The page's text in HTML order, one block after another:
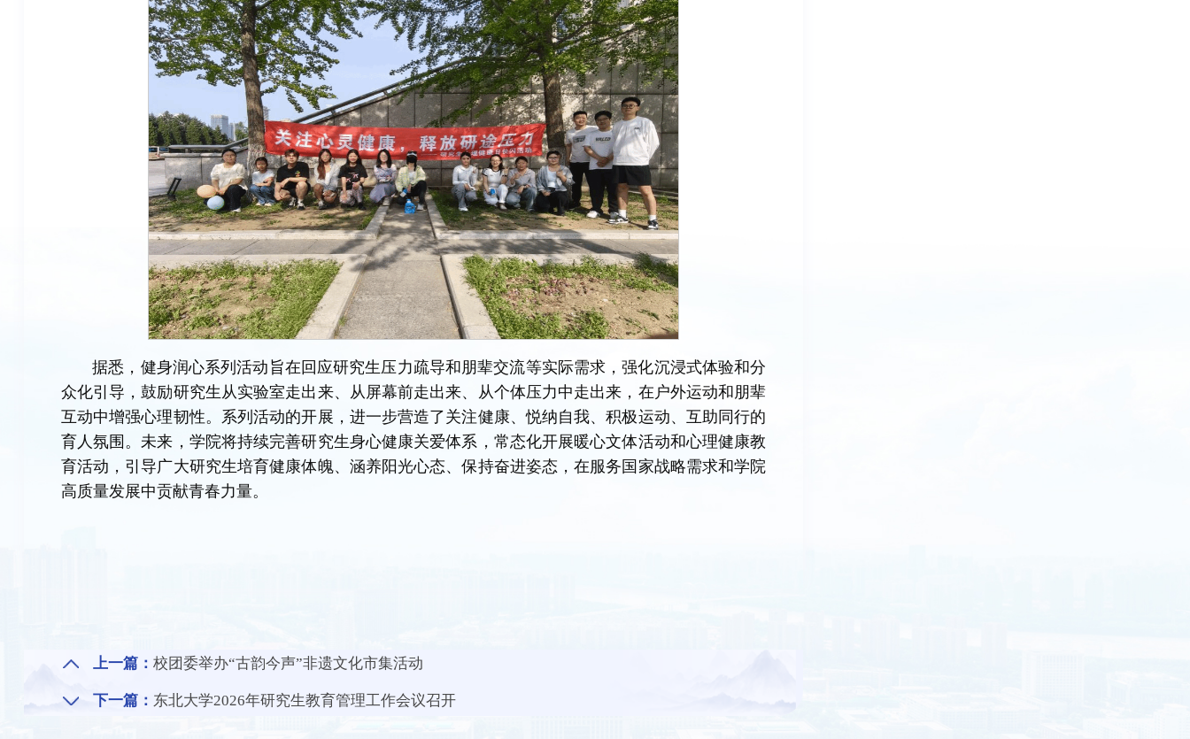
据悉，健身润心系列活动旨在回应研究生压力疏导和朋辈交流等实际需求，强化沉浸式体验和分
众化引导，鼓励研究生从实验室走出来、从屏幕前走出来、从个体压力中走出来，在户外运动和朋辈
互动中增强心理韧性。系列活动的开展，进一步营造了关注健康、悦纳自我、积极运动、互助同行的
育人氛围。未来，学院将持续完善研究生身心健康关爱体系，常态化开展暖心文体活动和心理健康教
育活动，引导广大研究生培育健康体魄、涵养阳光心态、保持奋进姿态，在服务国家战略需求和学院
高质量发展中贡献青春力量。
上一篇： 校团委举办“古韵今声”非遗文化市集活动
下一篇： 东北大学2026年研究生教育管理工作会议召开